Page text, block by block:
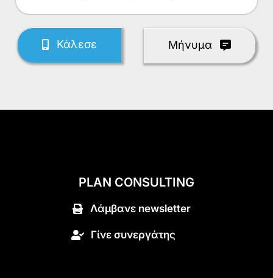
Κάλεσε Mήνυμα
PLAN CONSULTING
Λάμβανε newsletter
Γίνε συνεργάτης